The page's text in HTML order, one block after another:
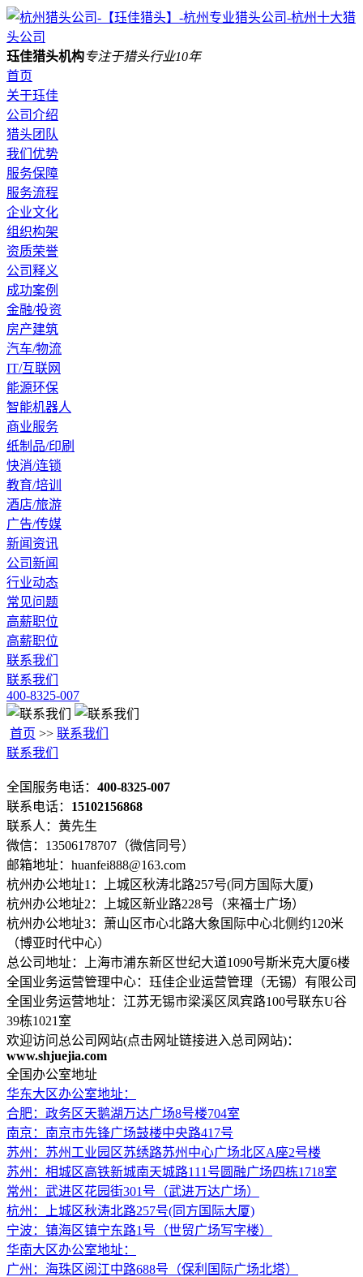
珏佳猎头机构专注于猎头行业10年
首页
关于珏佳
公司介绍
猎头团队
我们优势
服务保障
服务流程
企业文化
组织构架
资质荣誉
公司释义
成功案例
金融/投资
房产建筑
汽车/物流
IT/互联网
能源环保
智能机器人
商业服务
纸制品/印刷
快消/连锁
教育/培训
酒店/旅游
广告/传媒
新闻资讯
公司新闻
行业动态
常见问题
高薪职位
高薪职位
联系我们
联系我们
400-8325-007
首页 >> 联系我们
联系我们
全国服务电话： 400-8325-007
联系电话： 15102156868
联系人：黄先生
微信：13506178707（微信同号）
邮箱地址：huanfei888@163.com
杭州办公地址1：上城区秋涛北路257号(同方国际大厦)
杭州办公地址2：上城区新业路228号（来福士广场）
杭州办公地址3：萧山区市心北路大象国际中心北侧约120米
（博亚时代中心）
总公司地址：上海市浦东新区世纪大道1090号斯米克大厦6楼
全国业务运营管理中心：珏佳企业运营管理（无锡）有限公司
全国业务运营地址：江苏无锡市梁溪区凤宾路100号联东U谷
39栋1021室
欢迎访问总公司网站(点击网址链接进入总司网站)：
www.shjuejia.com
全国办公室地址
华东大区办公室地址：
合肥：政务区天鹅湖万达广场8号楼704室
南京：南京市先锋广场鼓楼中央路417号
苏州：苏州工业园区苏绣路苏州中心广场北区A座2号楼
苏州：相城区高铁新城南天城路111号圆融广场四栋1718室
常州：武进区花园街301号（武进万达广场）
杭州：上城区秋涛北路257号(同方国际大厦)
宁波：镇海区镇宁东路1号（世贸广场写字楼）
华南大区办公室地址：
广州：海珠区阅江中路688号（保利国际广场北塔）